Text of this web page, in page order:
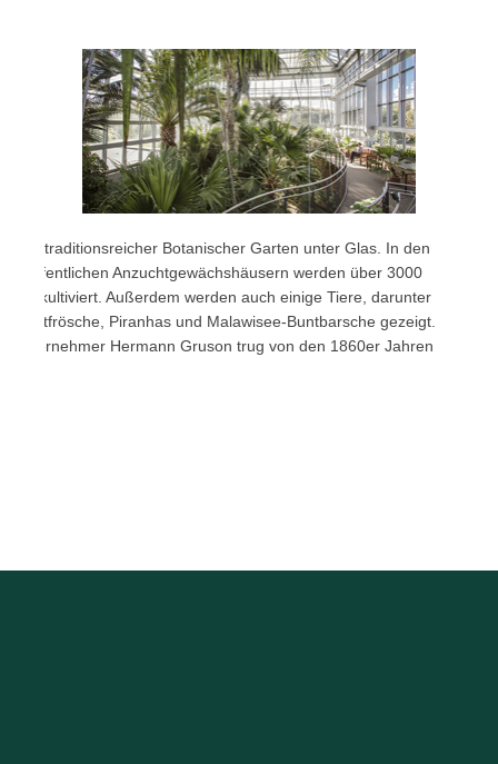
ein traditionsreicher Botanischer Garten unter Glas. In den
öffentlichen Anzuchtgewächshäusern werden über 3000
kultiviert. Außerdem werden auch einige Tiere, darunter
Piranhas und Malawisee-Buntbarsche gezeigt.
Hermann Gruson trug von den 1860er Jahren